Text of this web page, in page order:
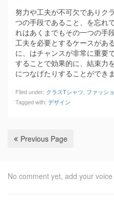
努力や工夫が不可欠でありク
つの手段であること、を忘れ
れはあくまでもその一つの手
工夫を必要とするケースがあ
に、はチャンスが非常に重要
することで効果的に、結束力
につなげたりすることができま
Filed under: クラスTシャツ, ファッシ
Tagged with: デザイン
Previous Page
No comment yet, add your